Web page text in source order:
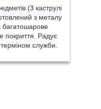
(3 каструлі
з металу
багатошарове
покриття. Радує
служби.